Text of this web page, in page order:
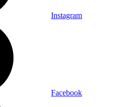
Instagram
Facebook